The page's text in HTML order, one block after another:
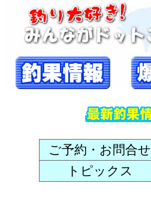
ご予約・お問合せ
トピックス